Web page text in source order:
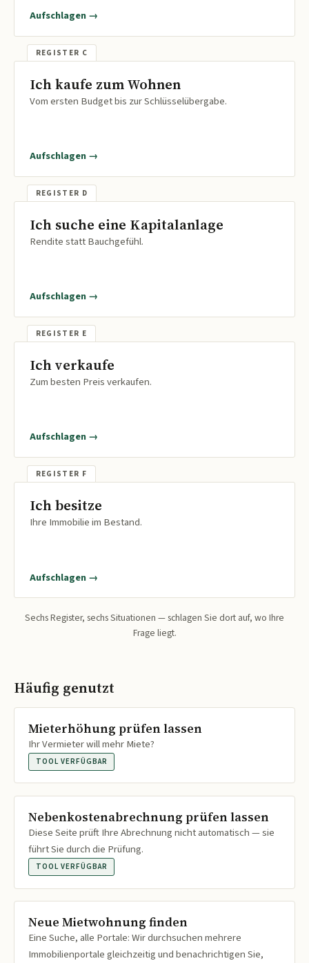
Aufschlagen →
Ich kaufe zum Wohnen
Vom ersten Budget bis zur Schlüsselübergabe.
Aufschlagen →
Ich suche eine Kapitalanlage
Rendite statt Bauchgefühl.
Aufschlagen →
Ich verkaufe
Zum besten Preis verkaufen.
Aufschlagen →
Ich besitze
Ihre Immobilie im Bestand.
Aufschlagen →
Sechs Register, sechs Situationen — schlagen Sie dort auf, wo Ihre
Frage liegt.
Häufig genutzt
Mieterhöhung prüfen lassen
Ihr Vermieter will mehr Miete?
TOOL VERFÜGBAR
Nebenkostenabrechnung prüfen lassen
Diese Seite prüft Ihre Abrechnung nicht automatisch — sie
führt Sie durch die Prüfung.
TOOL VERFÜGBAR
Neue Mietwohnung finden
Eine Suche, alle Portale: Wir durchsuchen mehrere
Immobilienportale gleichzeitig und benachrichtigen Sie,